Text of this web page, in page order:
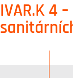
IVAR.K 4